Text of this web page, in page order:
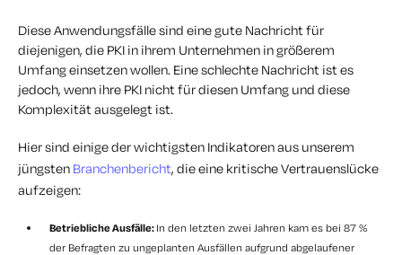
Diese Anwendungsfälle sind eine gute Nachricht für
diejenigen, die PKI in ihrem Unternehmen in größerem
Umfang einsetzen wollen. Eine schlechte Nachricht ist es
jedoch, wenn ihre PKI nicht für diesen Umfang und diese
Komplexität ausgelegt ist.
Hier sind einige der wichtigsten Indikatoren aus unserem
jüngsten Branchenbericht, die eine kritische Vertrauenslücke
aufzeigen:
Betriebliche Ausfälle: In den letzten zwei Jahren kam es bei 87 %
der Befragten zu ungeplanten Ausfällen aufgrund abgelaufener